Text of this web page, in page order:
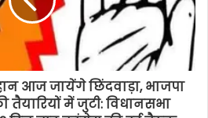
आज जायेंगे छिंदवाड़ा, भाजपा
में जुटी: विधानसभा